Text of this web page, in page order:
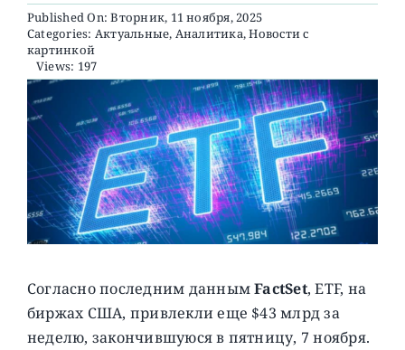
АКТУАЛЬНЫЕ
О ПРОЕКТЕ
Published On: Вторник, 11 ноября, 2025
Categories: Актуальные, Аналитика,Новости с
картинкой
Views: 197
Согласно последним даннымFactSet, ETF, на
биржах США, привлекли еще $43 млрд за
неделю, закончившуюся в пятницу, 7 ноября.